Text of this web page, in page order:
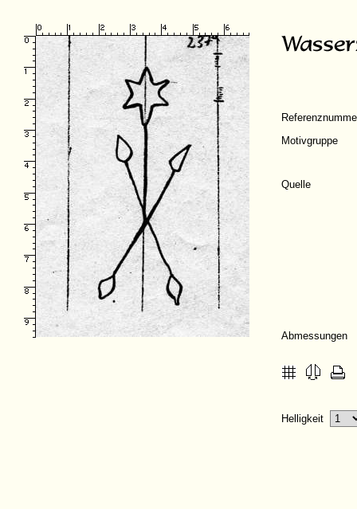
Motivgruppe
Quelle
Abmessungen
Helligkeit